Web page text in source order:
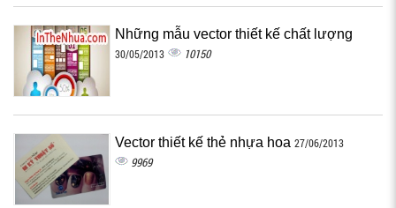
Những mẫu vector thiết kế chất lượng
30/05/2013 10150
Vector thiết kế thẻ nhựa hoa 27/06/2013
9969